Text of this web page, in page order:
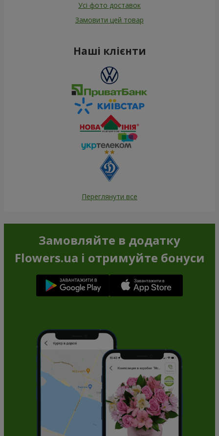
Усі фото доставок
Замовити цей товар
Наші клієнти
Переглянути все
Замовляйте в додатку
Flowers.ua і отримуйте бонуси